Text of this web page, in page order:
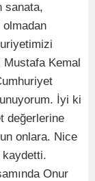
sanata,
olmadan
Kemal
İyi ki
değerlerine
onlara. Nice
kaydetti.
Onur